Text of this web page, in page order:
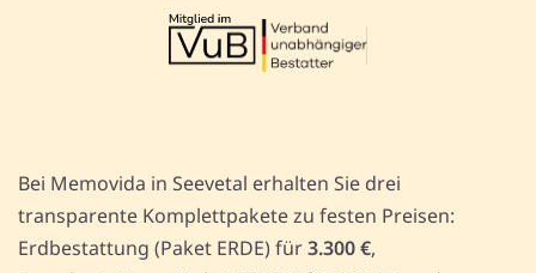
Bei Memovida in Seevetal erhalten Sie drei
transparente Komplettpakete zu festen Preisen:
Erdbestattung (Paket ERDE) für3.300 €,